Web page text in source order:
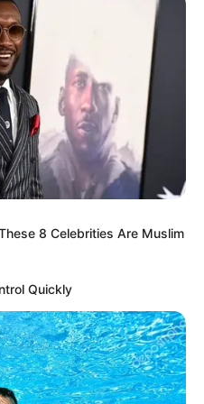
το 2026:
Πότε θα γίνει η
2026 πληρωμή
στο Google
8 Celebrities Are Muslim
Quickly